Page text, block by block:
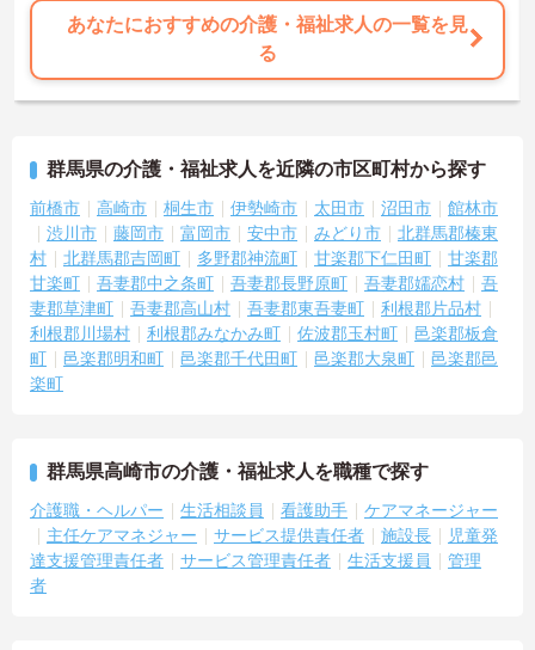
あなたにおすすめの介護・福祉求人の一覧を見
る
群馬県の介護・福祉求人を近隣の市区町村から探す
前橋市 高崎市 桐生市 伊勢崎市 太田市 沼田市
館林市
渋川市
藤岡市 富岡市 安中市 みどり市
北群馬郡榛東
村
北群馬郡吉岡町 多野郡神流町 甘楽郡下仁田町
甘楽郡
甘楽町
吾妻郡中之条町 吾妻郡長野原町 吾妻郡嬬恋村
吾
妻郡草津町
吾妻郡高山村 吾妻郡東吾妻町
利根郡片品村
利根郡川場村
利根郡みなかみ町 佐波郡玉村町
邑楽郡板倉
町
邑楽郡明和町 邑楽郡千代田町 邑楽郡大泉町
邑楽郡邑
楽町
群馬県高崎市の介護・福祉求人を職種で探す
介護職・ヘルパー 生活相談員 看護助手
ケアマネージャー
主任ケアマネジャー
サービス提供責任者 施設長
児童発
達支援管理責任者
サービス管理責任者 生活支援員
管理
者